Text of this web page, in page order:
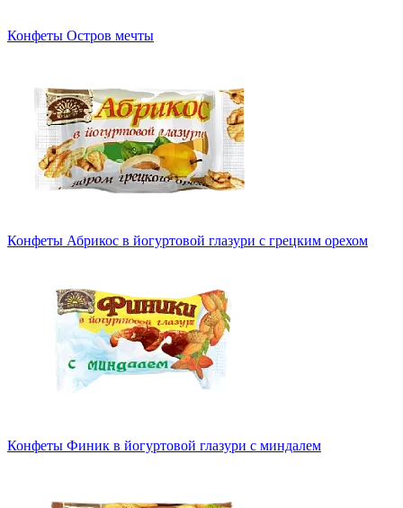
Конфеты Остров мечты
Конфеты Абрикос в йогуртовой глазури с грецким орехом
Конфеты Финик в йогуртовой глазури с миндалем